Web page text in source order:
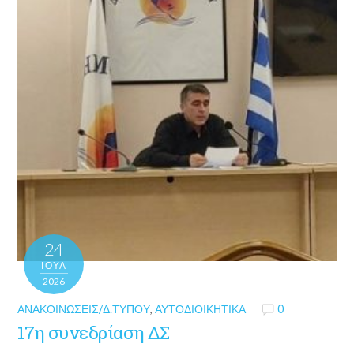
24
ΙΟΎΛ
2026
ΑΝΑΚΟΙΝΏΣΕΙΣ/Δ.ΤΎΠΟΥ,ΑΥΤΟΔΙΟΙΚΗΤΙΚΆ 0
17η συνεδρίαση ΔΣ